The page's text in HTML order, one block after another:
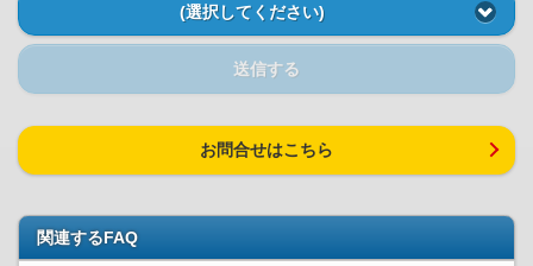
(選択してください)
送信する
お問合せはこちら
関連するFAQ